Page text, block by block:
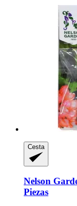
Cesta
Nelson
Piezas